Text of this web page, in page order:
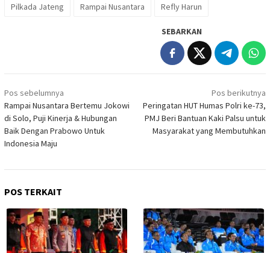
Pilkada Jateng
Rampai Nusantara Refly Harun
SEBARKAN
Navigasi
pos
Pos sebelumnya
Rampai Nusantara Bertemu Jokowi
di Solo, Puji Kinerja & Hubungan
Baik Dengan Prabowo Untuk
Indonesia Maju
Pos berikutnya
Peringatan HUT Humas Polri ke-73,
PMJ Beri Bantuan Kaki Palsu untuk
Masyarakat yang Membutuhkan
POS TERKAIT